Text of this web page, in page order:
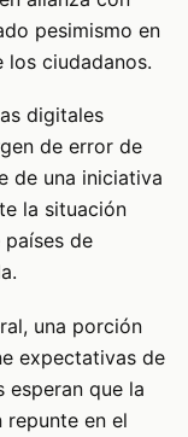
pesimismo en
los ciudadanos.
digitales
de error de
de una iniciativa
la situación
de
una porción
expectativas de
esperan que la
repunte en el